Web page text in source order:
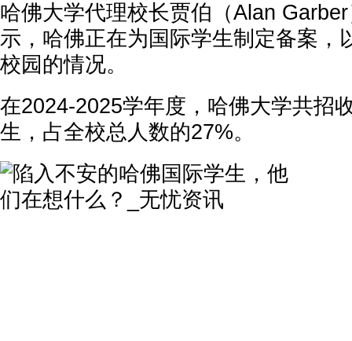
哈佛大学代理校长贾伯（Alan
示，哈佛正在为国际学生制定备案，
校园的情况。
在2024-2025学年度，哈佛大学共招
生，占全校总人数的27%。